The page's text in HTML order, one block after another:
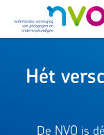
Hét
De NVO is